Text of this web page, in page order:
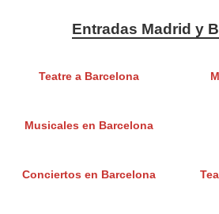
Entradas Madrid y
Teatre a Barcelona
Musicales en Barcelona
Conciertos en Barcelona